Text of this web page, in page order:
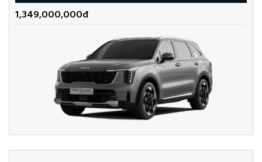
1,349,000,000đ